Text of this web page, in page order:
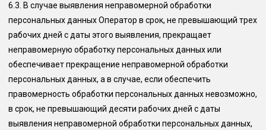
6.3. В случае выявления неправомерной обработки
персональных данных Оператор в срок, не превышающий трех
рабочих дней с даты этого выявления, прекращает
неправомерную обработку персональных данных или
обеспечивает прекращение неправомерной обработки
персональных данных, а в случае, если обеспечить
правомерность обработки персональных данных невозможно,
в срок, не превышающий десяти рабочих дней с даты
выявления неправомерной обработки персональных данных,